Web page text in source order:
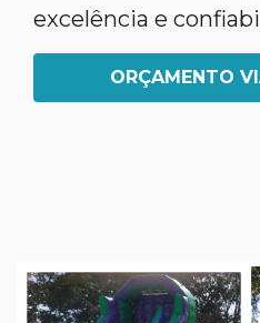
excelência e
ORÇAMENTO